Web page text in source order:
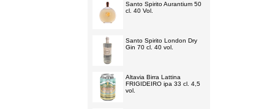
Santo Spirito Aurantium 50
cl. 40 Vol.
Santo Spirito London Dry
Gin 70 cl. 40 vol.
Altavia Birra Lattina
FRIGIDEIRO ipa 33 cl. 4,5
vol.